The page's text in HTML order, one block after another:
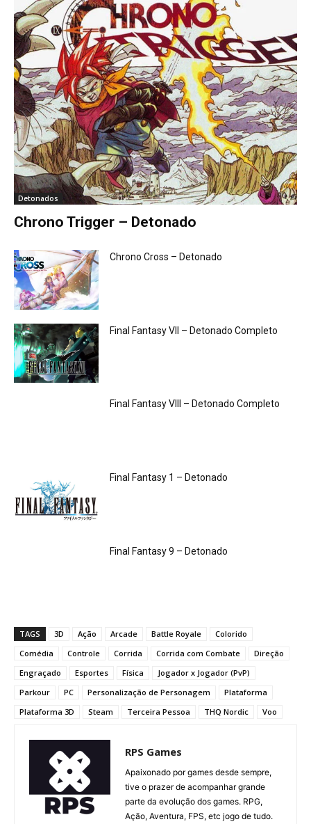
Detonados
Chrono Trigger – Detonado
Chrono Cross – Detonado
Final Fantasy VII – Detonado Completo
Final Fantasy VIII – Detonado Completo
Final Fantasy 1 – Detonado
Final Fantasy 9 – Detonado
TAGS 3D Ação Arcade Battle Royale
Colorido
Comédia
Controle Corrida Corrida com Combate
Direção
Engraçado
Esportes Física
Jogador x Jogador (PvP)
Parkour
PC Personalização de Personagem
Plataforma
Plataforma 3D
Steam Terceira Pessoa THQ Nordic Voo
RPS Games
Apaixonado por games desde sempre,
tive o prazer de acompanhar grande
parte da evolução dos games. RPG,
Ação, Aventura, FPS, etc jogo de tudo.